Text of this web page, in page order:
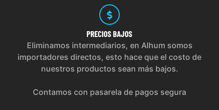
PRECIOS BAJOS
Eliminamos intermediarios, en Alhum somos
importadores directos, esto hace que el costo de
nuestros productos sean más bajos.
Contamos con pasarela de pagos segura